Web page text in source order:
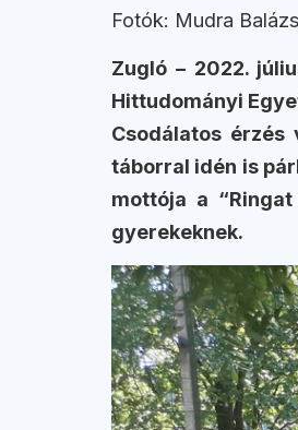
Fotók: Mudra
Zugló – 2022.
Hittudományi
Csodálatos
táborral idén is
mottója a
gyerekeknek.